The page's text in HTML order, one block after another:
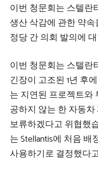
이번 청문회는 스텔란
생산 삭감에 관한 약
정당 간 의회 발의에
이번 청문회는 스텔란
긴장이 고조된 1년 후
는 지연된 프로젝트와
공하지 않는 한 자동
보류하겠다고 위협했
는 Stellantis에 처음
사용하기로 결정했다